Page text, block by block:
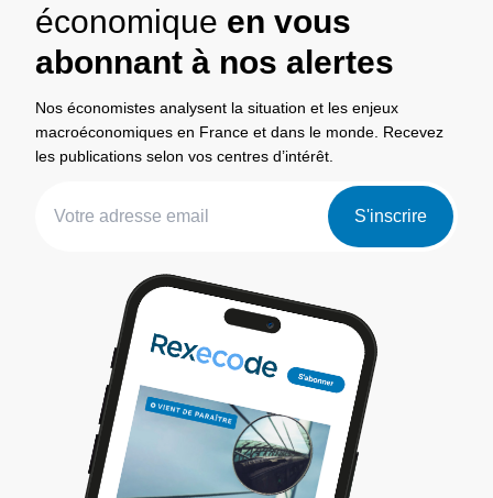
économique en vous
abonnant à nos alertes
Nos économistes analysent la situation et les enjeux
macroéconomiques en France et dans le monde. Recevez
les publications selon vos centres d’intérêt.
S'inscrire